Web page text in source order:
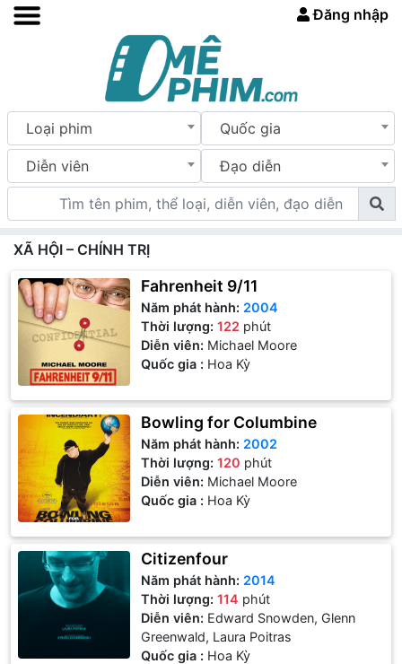
Đăng nhập
Loại phim Quốc gia
Diễn viên Đạo diễn
XÃ HỘI – CHÍNH TRỊ
Fahrenheit 9/11
Năm phát hành: 2004
Thời lượng:122 phút
Diễn viên: Michael Moore
Quốc gia : Hoa Kỳ
Bowling for Columbine
Năm phát hành: 2002
Thời lượng:120 phút
Diễn viên: Michael Moore
Quốc gia : Hoa Kỳ
Citizenfour
Năm phát hành: 2014
Thời lượng:114 phút
Diễn viên: Edward Snowden, Glenn
Greenwald, Laura Poitras
Quốc gia : Hoa Kỳ